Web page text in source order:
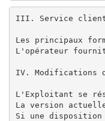
III. Service
Les principaux
L'opérateur
IV. Modifications
L'Exploitant se
La version
Si une